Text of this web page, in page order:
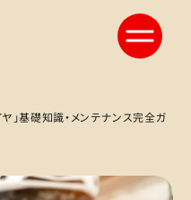
」基礎知識・メンテナンス完全ガ